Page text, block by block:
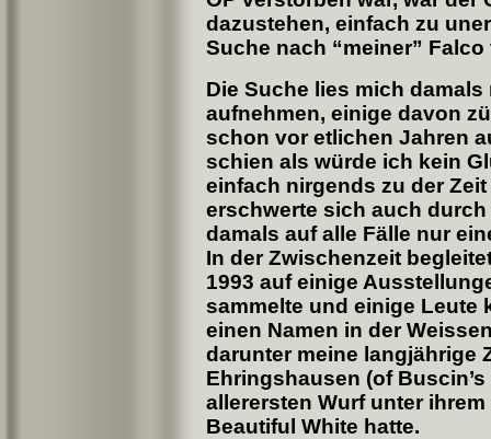
dazustehen, einfach zu
Suche nach “meiner”
Die Suche lies mich
aufnehmen, einige davon
schon vor etlichen Jahren
schien als würde ich kein
einfach nirgends zu der
erschwerte sich auch
damals auf alle Fälle nur
In der Zwischenzeit
1993 auf einige
sammelte und einige Leute
einen Namen in der
darunter meine langjährige
Ehringshausen (of
allerersten Wurf unter
Beautiful White hatte.